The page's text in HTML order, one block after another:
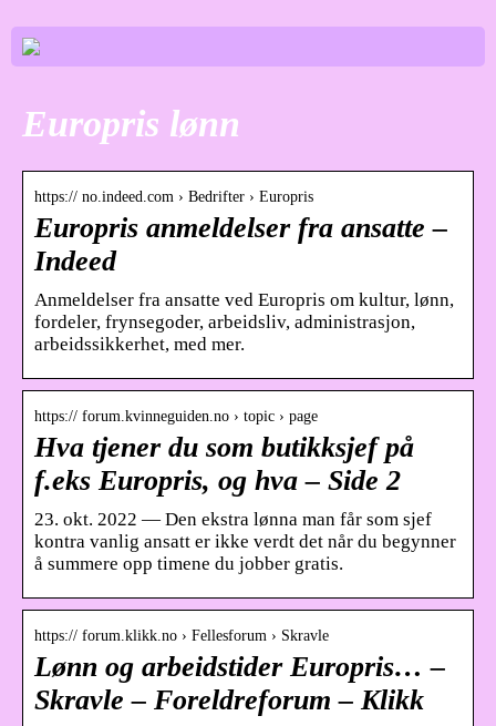
Europris lønn
https:// no.indeed.com › Bedrifter › Europris
Europris anmeldelser fra ansatte –
Indeed
Anmeldelser fra ansatte ved Europris om kultur, lønn,
fordeler, frynsegoder, arbeidsliv, administrasjon,
arbeidssikkerhet, med mer.
https:// forum.kvinneguiden.no › topic › page
Hva tjener du som butikksjef på
f.eks Europris, og hva – Side 2
23. okt. 2022 — Den ekstra lønna man får som sjef
kontra vanlig ansatt er ikke verdt det når du begynner
å summere opp timene du jobber gratis.
https:// forum.klikk.no › Fellesforum › Skravle
Lønn og arbeidstider Europris… –
Skravle – Foreldreforum – Klikk